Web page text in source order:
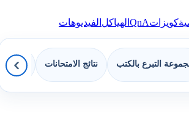
كويزاتQnAالهياكلالفيديوهات
التبرع بالكتب نتائج الامتحانات